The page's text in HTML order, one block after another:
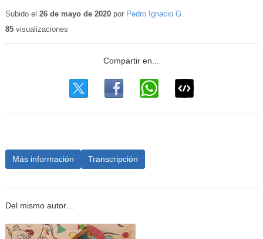
Subido el 26 de mayo de 2020por Pedro Ignacio G.
85visualizaciones
Más información Transcripción
Del mismo autor…